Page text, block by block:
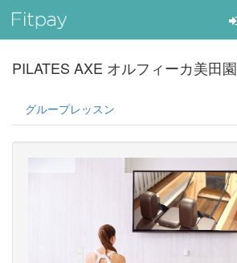
PILATES AXE オルフィーカ美田
グループレッスン